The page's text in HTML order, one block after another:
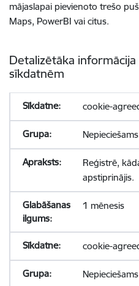
mājaslapai pievienoto trešo
Maps, PowerBI vai citus.
Detalizētāka
sīkdatnēm
cookie-
Nepieciešams
Reģistrē,
apstiprinājis.
1 mēnesis
cookie-
Nepieciešams